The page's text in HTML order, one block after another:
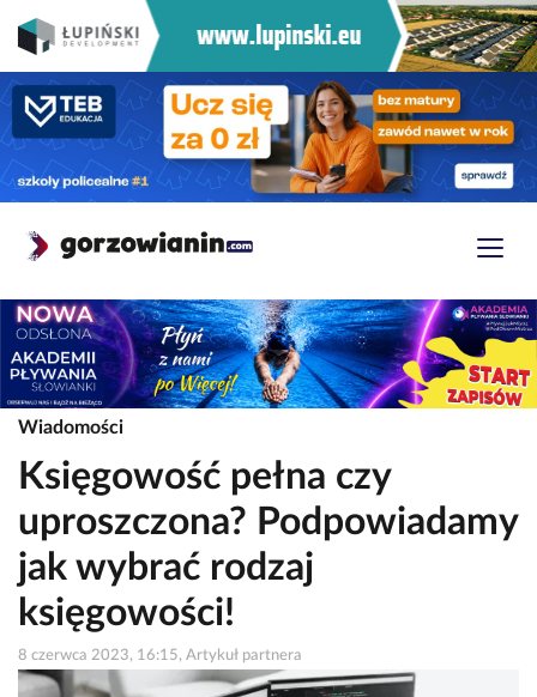
Wiadomości
Księgowość pełna czy
uproszczona? Podpowiadamy
jak wybrać rodzaj
księgowości!
8 czerwca 2023, 16:15, Artykuł partnera